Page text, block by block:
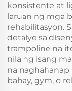
konsistente at
laruan ng mga
rehabilitasyon.
detalye sa
trampoline na
nila ng isang
na naghahanap
bahay, gym, o